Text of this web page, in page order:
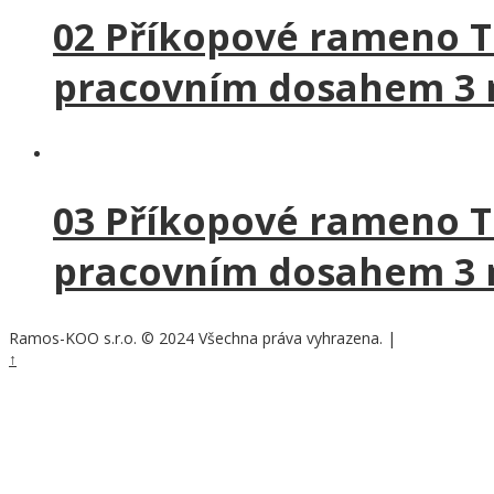
02 Příkopové rameno
pracovním dosahem 3
03 Příkopové rameno
pracovním dosahem 3
Ramos-KOO s.r.o. © 2024 Všechna práva vyhrazena. |
↑